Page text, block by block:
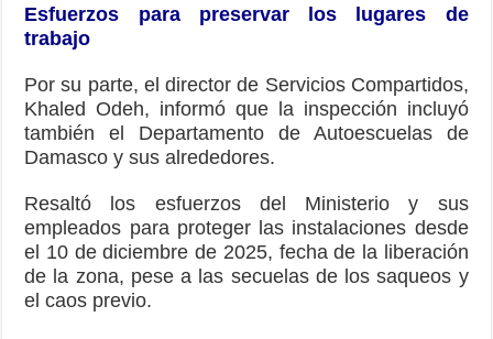
Esfuerzos para preservar los lugares de
trabajo
Por su parte, el director de Servicios Compartidos,
Khaled Odeh, informó que la inspección incluyó
también el Departamento de Autoescuelas de
Damasco y sus alrededores.
Resaltó los esfuerzos del Ministerio y sus
empleados para proteger las instalaciones desde
el 10 de diciembre de 2025, fecha de la liberación
de la zona, pese a las secuelas de los saqueos y
el caos previo.